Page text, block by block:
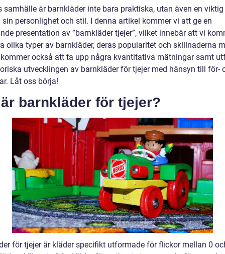
samhälle är barnkläder inte bara praktiska, utan även en
personlighet och stil. I denna artikel kommer vi att ge en
presentation av ”barnkläder tjejer”, vilket innebär att vi
olika typer av barnkläder, deras popularitet och skillnaderna
också att ta upp några kvantitativa mätningar samt
utvecklingen av barnkläder för tjejer med hänsyn till för-
Låt oss börja!
barnkläder för tjejer?
för tjejer är kläder specifikt utformade för flickor mellan 0